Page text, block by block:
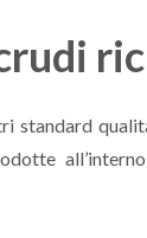
standard